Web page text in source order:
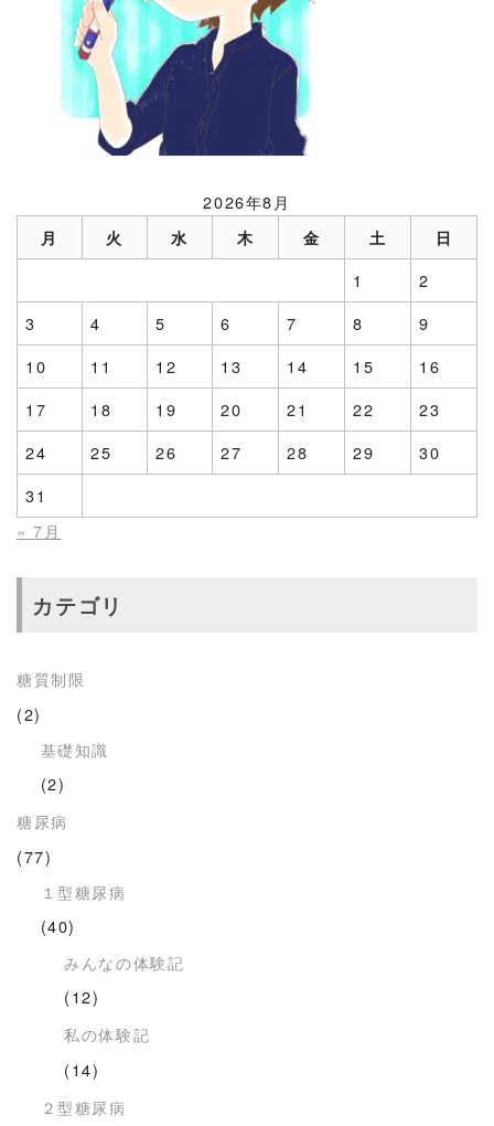
2026年8月
月 火 水 木 金 土 日
1
2
3
4 5 6 7 8
9
10
11 12 13 14 15
16
17
18 19 20 21 22
23
24
25 26 27 28 29
30
31
« 7月
カテゴリ
糖質制限
(2)
基礎知識
(2)
糖尿病
(77)
１型糖尿病
(40)
みんなの体験記
(12)
私の体験記
(14)
２型糖尿病